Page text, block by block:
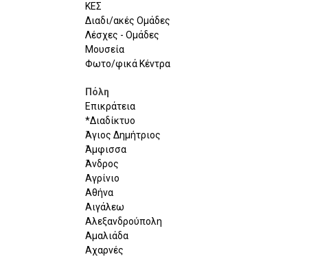
ΚΕΣ
Διαδι/ακές Ομάδες
Λέσχες - Ομάδες
Μουσεία
Φωτο/φικά Κέντρα
Πόλη
Επικράτεια
*Διαδίκτυο
Άγιος Δημήτριος
Άμφισσα
Άνδρος
Αγρίνιο
Αθήνα
Αιγάλεω
Αλεξανδρούπολη
Αμαλιάδα
Αχαρνές